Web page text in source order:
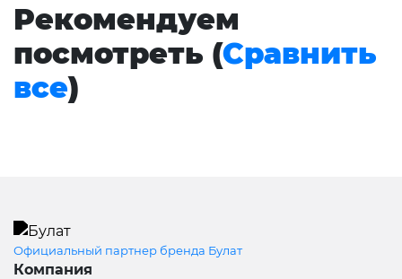
Рекомендуем
посмотреть (Сравнить
все)
Официальный партнер бренда Булат
Компания